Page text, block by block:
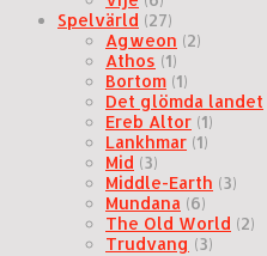
Spelvärld (27)
Agweon (2)
Athos (1)
Bortom (1)
Det glömda landet
Ereb Altor (1)
Lankhmar (1)
Mid (3)
Middle-Earth (3)
Mundana (6)
The Old World (2)
Trudvang (3)